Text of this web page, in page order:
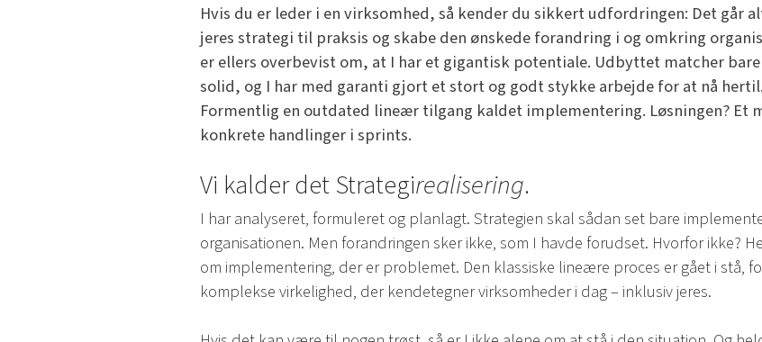
Hvis du er leder i en virksomhed, så kender du sikkert udfordringen: Det går
jeres strategi til praksis og skabe den ønskede forandring i og omkring
er ellers overbevist om, at I har et gigantisk potentiale. Udbyttet matcher
solid, og I har med garanti gjort et stort og godt stykke arbejde for at nå
Formentlig en outdated lineær tilgang kaldet implementering. Løsningen? Et
konkrete handlinger i sprints.
Vi kalder det Strategirealisering.
I har analyseret, formuleret og planlagt. Strategien skal sådan set bare
organisationen. Men forandringen sker ikke, som I havde forudset. Hvorfor ikke?
om implementering, der er problemet. Den klassiske lineære proces er gået i stå,
komplekse virkelighed, der kendetegner virksomheder i dag – inklusiv jeres.